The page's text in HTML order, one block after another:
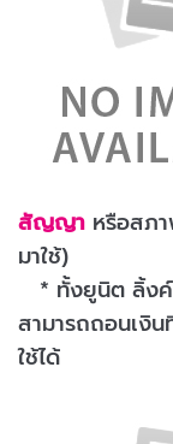
สัญญา หรือสภ
มาใช้)
* ทั้งยูนิต ลิ้งค์
สามารถถอนเงิ
ใช้ได้